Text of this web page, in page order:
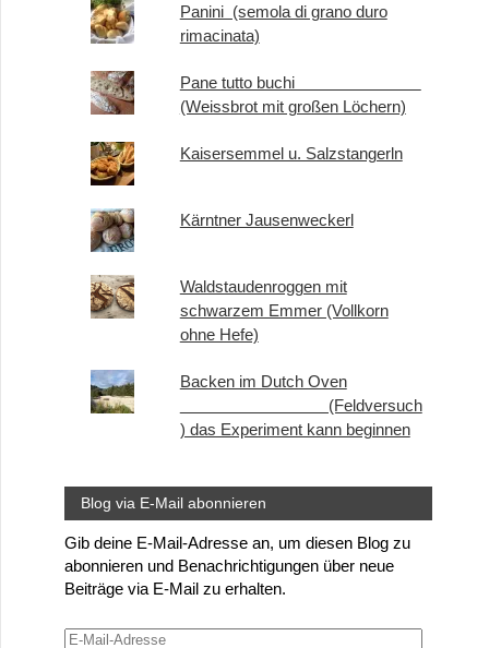
Panini (semola di grano duro
rimacinata)
Pane tutto buchi
(Weissbrot mit großen Löchern)
Kaisersemmel u. Salzstangerln
Kärntner Jausenweckerl
Waldstaudenroggen mit
schwarzem Emmer (Vollkorn
ohne Hefe)
Backen im Dutch Oven
(Feldversuch
) das Experiment kann beginnen
Blog via E-Mail abonnieren
Gib deine E-Mail-Adresse an, um diesen Blog zu
abonnieren und Benachrichtigungen über neue
Beiträge via E-Mail zu erhalten.
E-